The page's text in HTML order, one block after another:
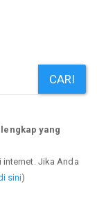
CARI
yang
Jika Anda
sini)